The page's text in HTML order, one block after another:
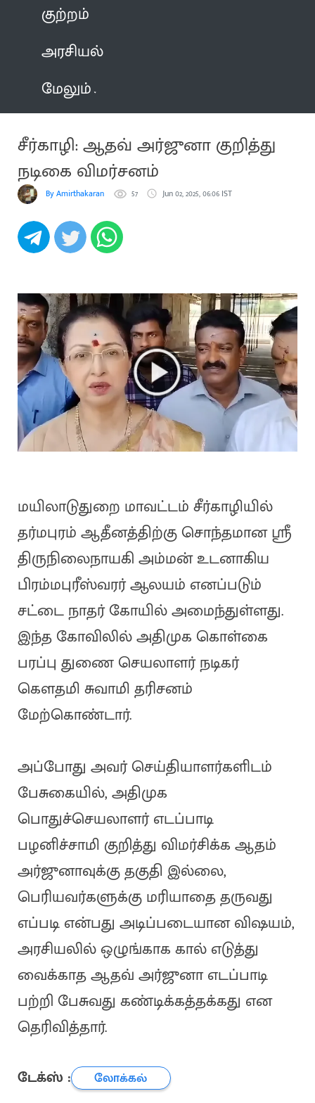
குற்றம்
அரசியல்
மேலும்
சீர்காழி: ஆதவ் அர்ஜுனா குறித்து
நடிகை விமர்சனம்
By Amirthakaran 57 Jun 02, 2025, 06:06 IST
மயிலாடுதுறை மாவட்டம் சீர்காழியில்
தர்மபுரம் ஆதீனத்திற்கு சொந்தமான ஸ்ரீ
திருநிலைநாயகி அம்மன் உடனாகிய
பிரம்மபுரீஸ்வரர் ஆலயம் எனப்படும்
சட்டை நாதர் கோயில் அமைந்துள்ளது.
இந்த கோவிலில் அதிமுக கொள்கை
பரப்பு துணை செயலாளர் நடிகர்
கௌதமி சுவாமி தரிசனம்
மேற்கொண்டார்.
அப்போது அவர் செய்தியாளர்களிடம்
பேசுகையில், அதிமுக
பொதுச்செயலாளர் எடப்பாடி
பழனிச்சாமி குறித்து விமர்சிக்க ஆதம்
அர்ஜுனாவுக்கு தகுதி இல்லை,
பெரியவர்களுக்கு மரியாதை தருவது
எப்படி என்பது அடிப்படையான விஷயம்,
அரசியலில் ஒழுங்காக கால் எடுத்து
வைக்காத ஆதவ் அர்ஜுனா எடப்பாடி
பற்றி பேசுவது கண்டிக்கத்தக்கது என
தெரிவித்தார்.
டேக்ஸ் : லோக்கல்